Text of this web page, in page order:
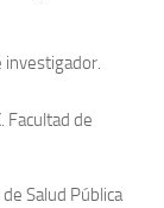
Facultad de
Salud Pública